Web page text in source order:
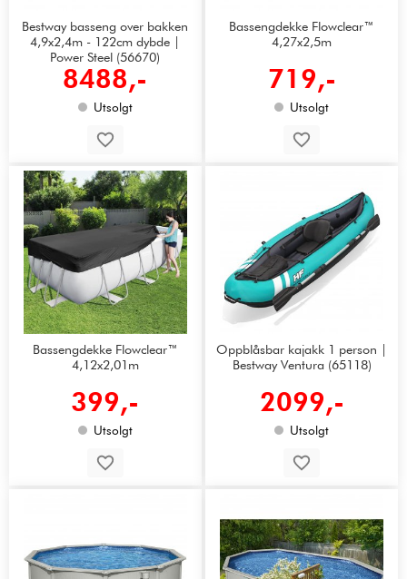
Bestway basseng over bakken
4,9x2,4m - 122cm dybde |
Power Steel (56670)
8488,-
Utsolgt
Bassengdekke Flowclear™
4,27x2,5m
719,-
Utsolgt
Bassengdekke Flowclear™
4,12x2,01m
399,-
Utsolgt
Oppblåsbar kajakk 1 person |
Bestway Ventura (65118)
2099,-
Utsolgt